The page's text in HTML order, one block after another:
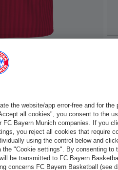
negozioItaliano ?